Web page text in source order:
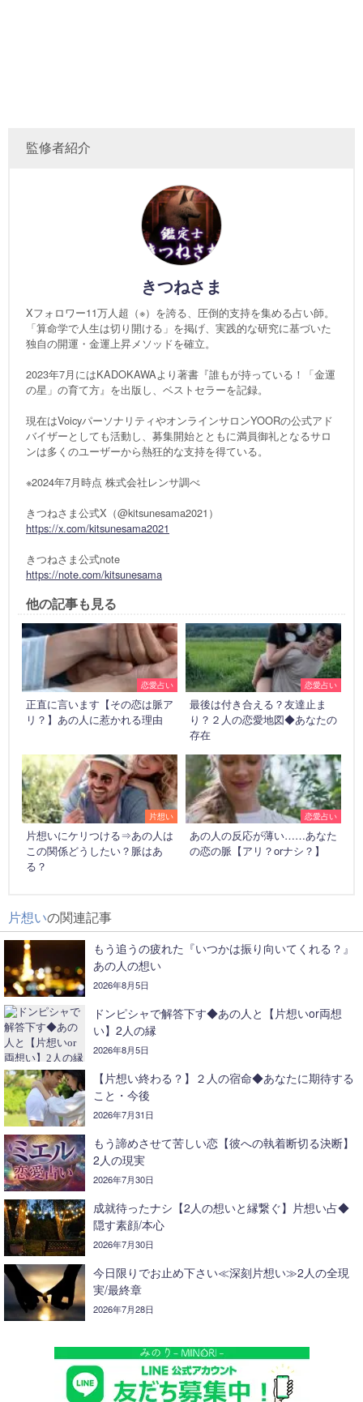
監修者紹介
きつねさま
Xフォロワー11万人超（※）を誇る、圧倒的支持を集める占い師。
「算命学で人生は切り開ける」を掲げ、実践的な研究に基づいた
独自の開運・金運上昇メソッドを確立。
2023年7月にはKADOKAWAより著書『誰もが持っている！「金運
の星」の育て方』を出版し、ベストセラーを記録。
現在はVoicyパーソナリティやオンラインサロンYOORの公式アド
バイザーとしても活動し、募集開始とともに満員御礼となるサロ
ンは多くのユーザーから熱狂的な支持を得ている。
※2024年7月時点 株式会社レンサ調べ
きつねさま公式X（@kitsunesama2021）
https://x.com/kitsunesama2021
きつねさま公式note
https://note.com/kitsunesama
他の記事も見る
恋愛占い
正直に言います【その恋は脈ア
リ？】あの人に惹かれる理由
恋愛占い
最後は付き合える？友達止ま
り？２人の恋愛地図◆あなたの
存在
片想い
片想いにケリつける⇒あの人は
この関係どうしたい？脈はあ
る？
恋愛占い
あの人の反応が薄い……あなた
の恋の脈【アリ？orナシ？】
片想いの関連記事
もう追うの疲れた『いつかは振り向いてくれる？』
あの人の想い
2026年8月5日
ドンピシャで解答下す◆あの人と【片想いor両想
い】2人の縁
2026年8月5日
【片想い終わる？】２人の宿命◆あなたに期待する
こと・今後
2026年7月31日
もう諦めさせて苦しい恋【彼への執着断切る決断】
2人の現実
2026年7月30日
成就待ったナシ【2人の想いと縁繋ぐ】片想い占◆
隠す素顔/本心
2026年7月30日
今日限りでお止め下さい≪深刻片想い≫2人の全現
実/最終章
2026年7月28日